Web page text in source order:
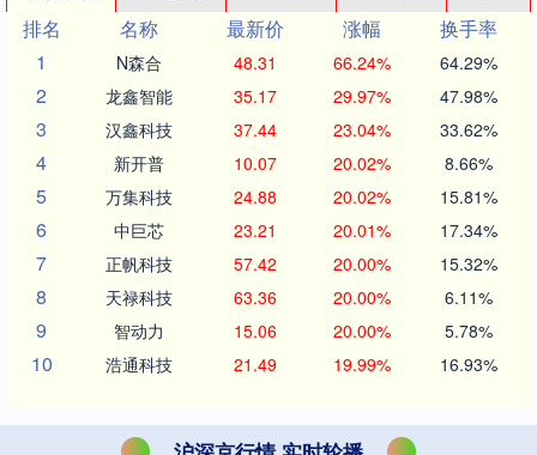
排名
名称 最新价 涨幅
换手率
1
N森合 48.31 66.24% 64.29%
2 龙鑫智能 35.17 29.97% 47.98%
3 汉鑫科技 37.44 23.04% 33.62%
4 新开普 10.07 20.02% 8.66%
5 万集科技 24.88 20.02% 15.81%
6 中巨芯 23.21 20.01% 17.34%
7 正帆科技 57.42 20.00% 15.32%
8 天禄科技 63.36 20.00% 6.11%
9 智动力 15.06 20.00% 5.78%
10 浩通科技 21.49 19.99% 16.93%